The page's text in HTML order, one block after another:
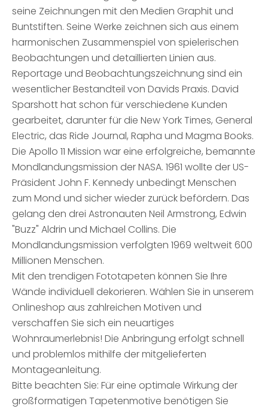
seine Zeichnungen mit den Medien Graphit und
Buntstiften. Seine Werke zeichnen sich aus einem
harmonischen Zusammenspiel von spielerischen
Beobachtungen und detaillierten Linien aus.
Reportage und Beobachtungszeichnung sind ein
wesentlicher Bestandteil von Davids Praxis. David
Sparshott hat schon für verschiedene Kunden
gearbeitet, darunter für die New York Times, General
Electric, das Ride Journal, Rapha und Magma Books.
Die Apollo 11 Mission war eine erfolgreiche, bemannte
Mondlandungsmission der NASA. 1961 wollte der US-
Präsident John F. Kennedy unbedingt Menschen
zum Mond und sicher wieder zurück befördern. Das
gelang den drei Astronauten Neil Armstrong, Edwin
"Buzz" Aldrin und Michael Collins. Die
Mondlandungsmission verfolgten 1969 weltweit 600
Millionen Menschen.
Mit den trendigen Fototapeten können Sie Ihre
Wände individuell dekorieren. Wählen Sie in unserem
Onlineshop aus zahlreichen Motiven und
verschaffen Sie sich ein neuartiges
Wohnraumerlebnis! Die Anbringung erfolgt schnell
und problemlos mithilfe der mitgelieferten
Montageanleitung.
Bitte beachten Sie: Für eine optimale Wirkung der
großformatigen Tapetenmotive benötigen Sie